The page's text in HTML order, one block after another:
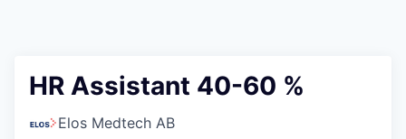
HR Assistant 40-60 %
Elos Medtech AB